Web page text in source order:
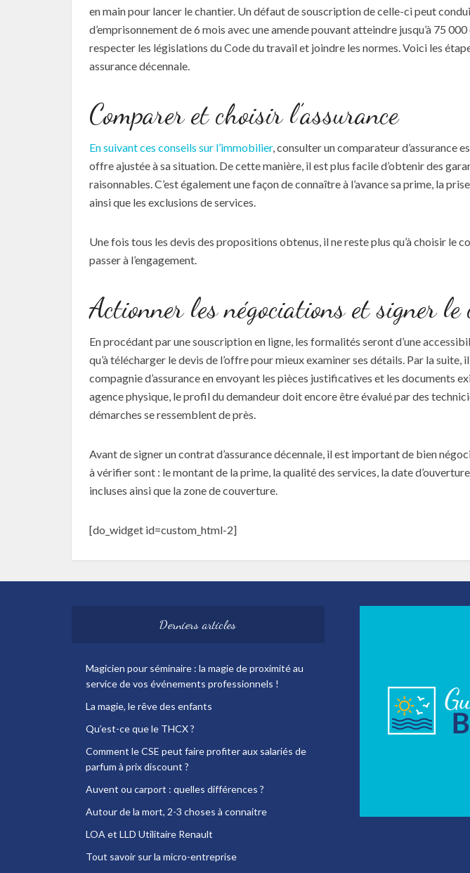
en main pour lancer le chantier. Un défaut de souscription de celle-ci peut
d’emprisonnement de 6 mois avec une amende pouvant atteindre jusqu’à 75
respecter les législations du Code du travail et joindre les normes. Voici les
assurance décennale.
Comparer et choisir l’assurance
En suivant ces conseils sur l’immobilier, consulter un comparateur d’assurance
offre ajustée à sa situation. De cette manière, il est plus facile d’obtenir des
raisonnables. C’est également une façon de connaître à l’avance sa prime, la
ainsi que les exclusions de services.
Une fois tous les devis des propositions obtenus, il ne reste plus qu’à choisir le
passer à l’engagement.
Actionner les négociations et signer
En procédant par une souscription en ligne, les formalités seront d’une
qu’à télécharger le devis de l’offre pour mieux examiner ses détails. Par la
compagnie d’assurance en envoyant les pièces justificatives et les documents
agence physique, le profil du demandeur doit encore être évalué par des
démarches se ressemblent de près.
Avant de signer un contrat d’assurance décennale, il est important de bien
à vérifier sont : le montant de la prime, la qualité des services, la date
incluses ainsi que la zone de couverture.
[do_widget id=custom_html-2]
Derniers articles
Magicien pour séminaire : la magie de proximité au
service de vos événements professionnels !
La magie, le rêve des enfants
Qu’est-ce que le THCX ?
Comment le CSE peut faire profiter aux salariés de
parfum à prix discount ?
Auvent ou carport : quelles différences ?
Autour de la mort, 2-3 choses à connaitre
LOA et LLD Utilitaire Renault
Tout savoir sur la micro-entreprise